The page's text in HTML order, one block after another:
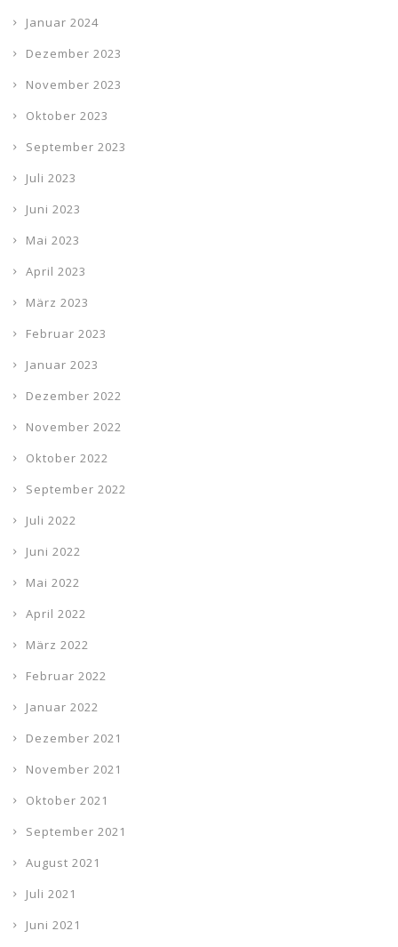
Januar 2024
Dezember 2023
November 2023
Oktober 2023
September 2023
Juli 2023
Juni 2023
Mai 2023
April 2023
März 2023
Februar 2023
Januar 2023
Dezember 2022
November 2022
Oktober 2022
September 2022
Juli 2022
Juni 2022
Mai 2022
April 2022
März 2022
Februar 2022
Januar 2022
Dezember 2021
November 2021
Oktober 2021
September 2021
August 2021
Juli 2021
Juni 2021